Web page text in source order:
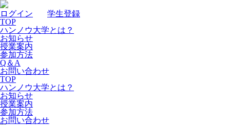
ログイン
学生登録
TOP
ハンノウ大学とは？
お知らせ
授業案内
参加方法
Q＆A
お問い合わせ
TOP
ハンノウ大学とは？
お知らせ
授業案内
参加方法
お問い合わせ